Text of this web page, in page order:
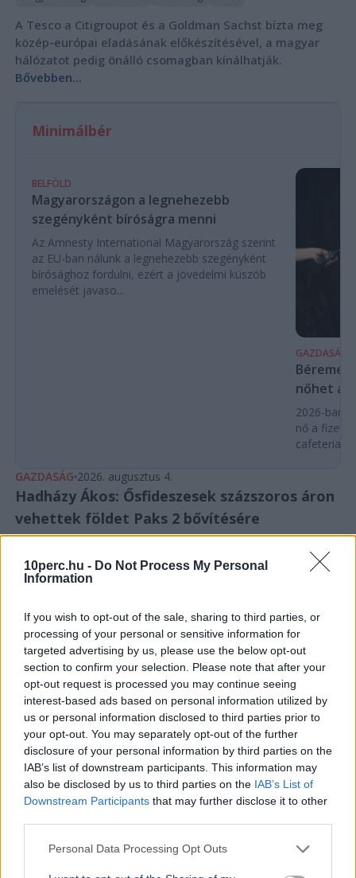
10perc.hu - Do Not Process My Personal
Information
If you wish to opt-out of the sale, sharing to third parties, or
processing of your personal or sensitive information for
targeted advertising by us, please use the below opt-out
section to confirm your selection. Please note that after your
opt-out request is processed you may continue seeing
interest-based ads based on personal information utilized by
us or personal information disclosed to third parties prior to
your opt-out. You may separately opt-out of the further
disclosure of your personal information by third parties on the
IAB’s list of downstream participants. This information may
also be disclosed by us to third parties on the IAB’s List of
Downstream Participants that may further disclose it to other
Personal Data Processing Opt Outs
A Tesco a Citigroupot és a Goldman Sachst bízta meg
közép-európai eladásának előkészítésével, a magyar
hálózatot pedig önálló csomagban kínálhatják.
Bővebben...
Minimálbér
BELFÖLD
Magyarországon a legnehezebb
szegényként bíróságra menni
Az Amnesty International Magyarország szerint
az EU-ban nálunk a legnehezebb szegényként
bírósághoz fordulni, ezért a jövedelmi küszöb
emelését javaso...
GAZDASÁG
nőhet a
2026-ban
nő a
cafeteria
GAZDASÁG 2026. augusztus 4.
Hadházy Ákos: Ősfideszesek százszoros áron
vehettek földet Paks 2 bővítésére
Fidesz Hadházy Ákos Paks Atomerőmű
Hadházy Ákos szerint a Paks 2 fejlesztéséért felelős
állami cég a piaci ár sokszorosáért vásárolt erdőket és